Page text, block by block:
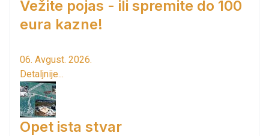
Vežite pojas - ili spremite do 100
eura kazne!
06. Avgust. 2026.
Detaljnije...
Opet ista stvar